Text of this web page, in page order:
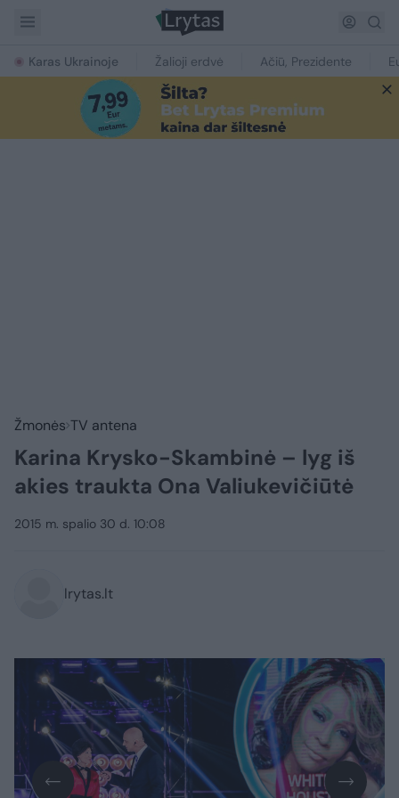
Karas Ukrainoje Žalioji erdvė Ačiū, Prezidente
Žmonės TV antena
Karina Krysko-Skambinė – lyg iš
akies traukta Ona Valiukevičiūtė
2015 m. spalio 30 d. 10:08
lrytas.lt